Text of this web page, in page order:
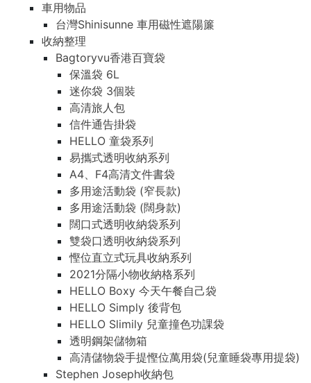
車用物品
台灣Shinisunne 車用磁性遮陽簾
收納整理
Bagtoryvu香港百寶袋
保溫袋 6L
迷你袋 3個裝
高清旅人包
信件通告掛袋
HELLO 童袋系列
易攜式透明收納系列
A4、F4高清文件書袋
多用途活動袋 (窄長款)
多用途活動袋 (闊身款)
闊口式透明收納袋系列
雙袋口透明收納袋系列
慳位直立式玩具收納系列
2021分隔小物收納格系列
HELLO Boxy 今天午餐自己袋
HELLO Simply 後背包
HELLO Slimily 兒童撞色功課袋
透明鋼架儲物箱
高清儲物袋手提慳位萬用袋(兒童睡袋專用提袋)
Stephen Joseph收納包